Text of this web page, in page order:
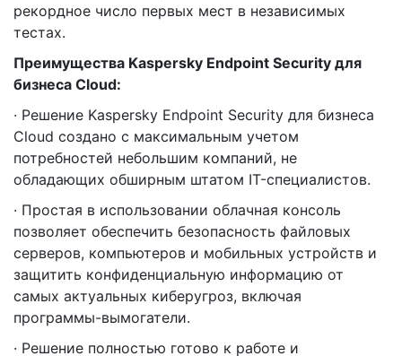
рекордное число первых мест в независимых
тестах.
Преимущества Kaspersky Endpoint Security для
бизнеса Cloud:
· Решение Kaspersky Endpoint Security для бизнеса
Cloud создано с максимальным учетом
потребностей небольшим компаний, не
обладающих обширным штатом IT-специалистов.
· Простая в использовании облачная консоль
позволяет обеспечить безопасность файловых
серверов, компьютеров и мобильных устройств и
защитить конфиденциальную информацию от
самых актуальных киберугроз, включая
программы-вымогатели.
· Решение полностью готово к работе и